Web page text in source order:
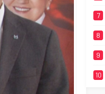
7
8
9
10